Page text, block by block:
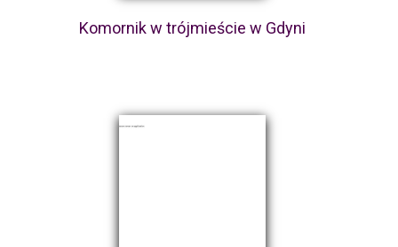
Komornik w trójmieście w Gdyni